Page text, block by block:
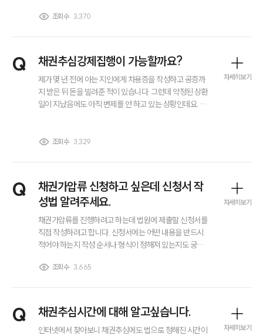
전체
구성원 소개
언론보도
법률 블로그
법률서식
뉴스레터/브로슈어
세미나
대륜법률상담예약
보입니다. 소송을 진행해도 실제로 받을 수 있는 돈이 있는
조회수 3,370
Q 채권추심강제집행이 가능할까요?
제가 몇 년 전에 아는 지인에게 차용증을 작성하고 공증까
지 받은 뒤 돈을 빌려준 적이 있습니다. 그런데 약정된 상환
일이 지났음에도 아직 변제를 안 하고 있는 상황인데요. 이
조회수 3,329
자세히보기
Q
채권가압류 신청하고 싶은데 신청서 작
성법 알려주세요.
채권가압류를 진행하려고 하는데 법원에 제출할 신청서를
직접 작성하려고 합니다. 신청서에는 어떤 내용을 반드시
적어야 하는지 작성 순서나 형식이 정해져 있는지도 궁금
해야 하고 가압류할 채권이나 신청 취지, 이유 같은 부분은
조회수 3,665
자세히보기
Q 채권추심시간에 대해 알고싶습니다.
인터넷에서 찾아보니 채권추심에도 법으로 정해진 시간이
자세히보기